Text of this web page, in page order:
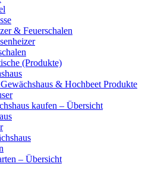
& Feuerschalen
(Produkte)
& Hochbeet Produkte
kaufen – Übersicht
– Übersicht